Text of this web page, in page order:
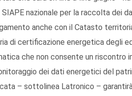
SIAPE nazionale per la raccolta dei
anche con il Catasto
di certificazione energetica degli
che non consente un
dei dati energetici del
– sottolinea Latronico –